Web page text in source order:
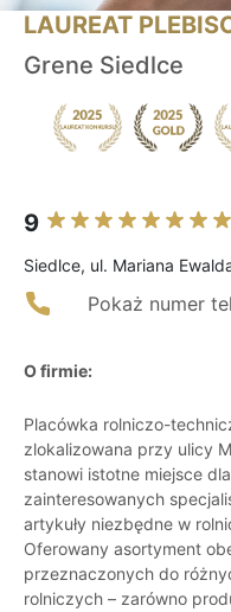
LAUREAT
Grene Siedlce
9
Siedlce, ul. Mariana
Pokaż numer
O firmie:
Placówka rolniczo-
zlokalizowana przy ulicy
stanowi istotne miejsce
zainteresowanych
artykuły niezbędne w
Oferowany asortyment
przeznaczonych do
rolniczych – zarówno